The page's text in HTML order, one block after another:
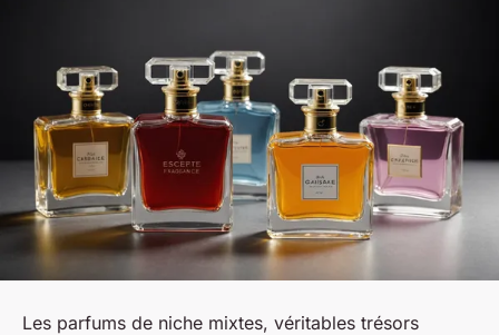
Les parfums de niche mixtes, véritables trésors